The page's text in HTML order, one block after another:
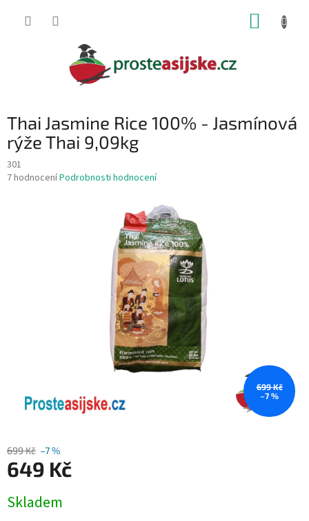
Thai Jasmine Rice 100% - Jasmínová
rýže Thai 9,09kg
301
Průměrné
7 hodnoceníPodrobnosti hodnocení
699 Kč
–7 %
699 Kč –7 %
649 Kč
cena:
Skladem